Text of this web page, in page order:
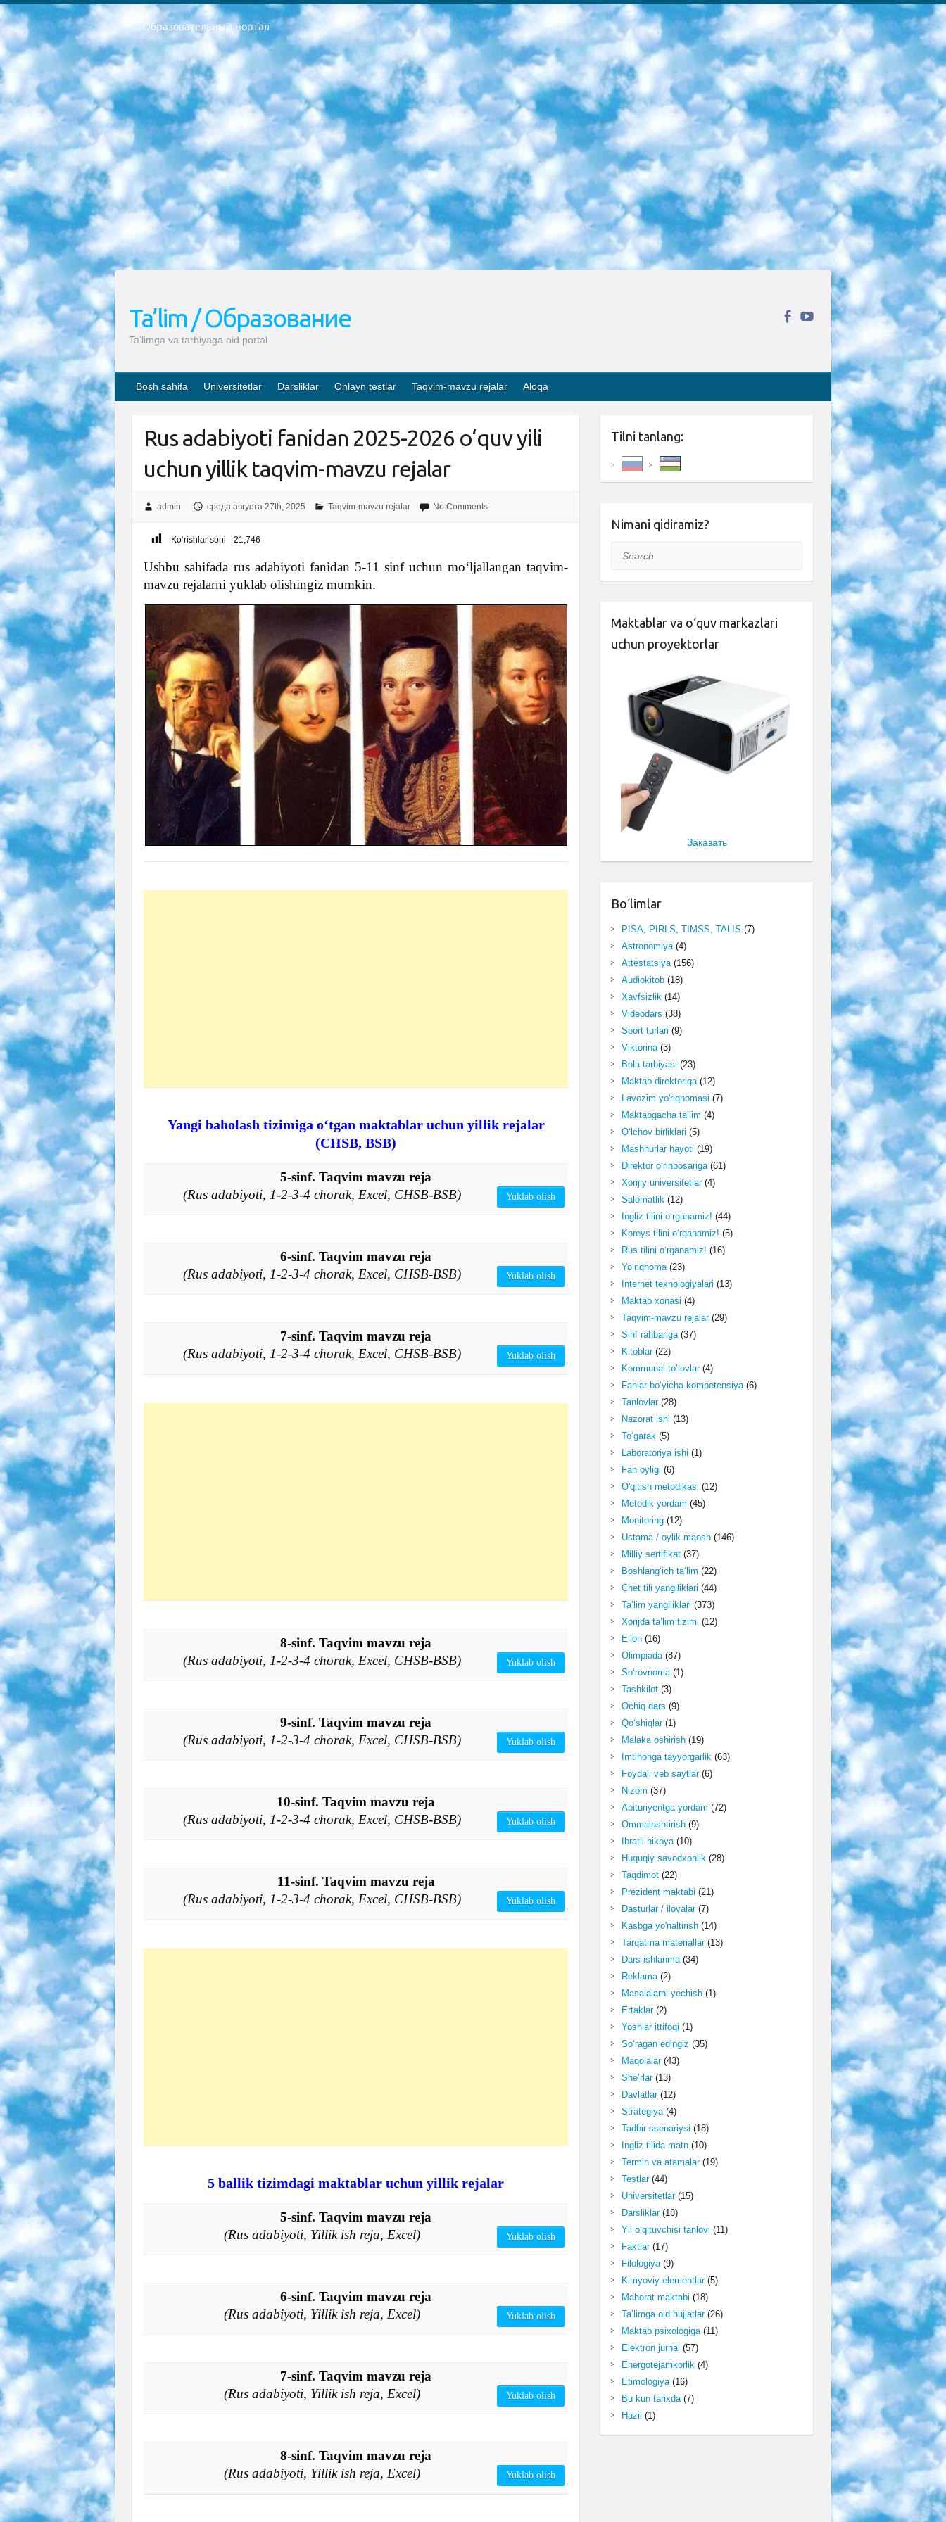
Образовательный портал
РЕСПУБЛИКА УЗБЕКИСТАН МИНИСТРЕРСТВО ДОШКОЛЬНОГО И ШКОЛЬНОГО ОБРАЗОВАНИЯ КОМАНДА в общеобразовательных учреждениях в 2023-2024 учебном году организация и проведение итоговой государственной аттестации обучающихся о Министра дошкольного и школьного образования Республики Узбекистан от 4 марта 2008 года (постановлением Минюста от 20 марта 2008 года № 1778 государственной регистрации) «Итоговое состояние учащихся общего среднего образования на основании положения об утверждении положения об аттестации общего среднего образования выпускной экзамен студентов в образовательных учреждениях в 2023-2024 учебном году В целях организации и прохождения аттестации приказываю: 1. Следующее: перечень предметов, по которым будет проводиться итоговая государственная аттестация и экзамен формы перевода согласно приложению 1; сертификаты международного образца, оценивающие уровень владения иностранными языками перечень согласно приложению 2; 2. Педагогический при специализированных образовательных учреждениях. научно-практический центр квалификации и международной оценки (Д.Давидова) 2024 г. До 25 марта: задания по предметам, по которым будет проводиться итоговая аттестация разработка и утверждение технических условий; итоговая аттестация на основании разработанного предметного задания разработка вопросов по предметам (устно и письменно), экзамен передача; общеобразовательные средние школы и специальные учебные заведения учащиеся выпускных классов школ и интернатов в агентской системе подготовка базы данных экзаменационных материалов и критериев оценки; перевод базы экзаменационных материалов на все языки обучения подать в Республиканский образовательный центр для изготовления; варианты экзаменов на основе разработанных контрольных материалов пусть будут поставлены задачи формирования. 3. Республиканский образовательный центр (Ш.Худайкулов) до 5 апреля 2024 года. до: база данных предоставленных экзаменационных материалов на все языки обучения перевод и экспертиза; для слепых, слабовидящих, глухих, слабослышащих и умственно отсталых детей учащиеся выпускных классов специализированных школ и школ-интернатов база данных экзаменационных материалов на всех преподаваемых языках подготовка критериев оценки; специализированные школы для умственно отсталых детей и технологии для учащихся выпускных классов школ-интернатов разработка соответствующих рекомендаций и критериев проведения ЕГЭ по естествознанию давать задания. 4. Педагогический при специализированных образовательных учреждениях. Научно-практический центр навыков и международной оценки (Д.Давидова), Республика образовательный центр (Худайкулов Ш.) итоговый государственный аттестационный экзамен ориентирован на творческое и логическое мышление при подготовке базы материалов учитывать введение заданий. 5. Следует отметить, что: сертификат государственного образца о знании общеобразовательного предмета и как минимум национальный уровень B1 по предметам на иностранных языках, указанным в Приложении 2. или международно признанный сертификат эквивалентного уровня студенты, изучающие определенный предмет, освобождаются от экзамена; по соответствующим предметам запланирована итоговая государственная аттестация за день до дня, путем жеребьевки Рабочей группой (в письменной форме по предметам, проводимым в форме) из числа сформированных вариантов выбрано 2 варианта; 2 выбранных варианта экзамена анонсированы на официальном сайте министерства и все выпускники по всей стране на основе этих вариантов проводит итоговую государственную аттестацию. 6. Государственное образование учащихся средних общеобразовательных учреждений. знания в соответствии с квалификационными требованиями, которые необходимо приобрести на основании стандартов итоговый (выпускной) контроль для 9 и 11 классов в целях тестирования Экзамены (далее – экзамены) состоят из предметов, перечисленных в приложении 1. будет сделано. 7. Экзамены пройдут с 26 мая по 15 июня 2024 г. (кроме науки физического воспитания). 8. Физическая для учащихся 9 классов общесредних образовательных учреждений. Экзамены по предмету «Образование, квалификация медицина» 1-6 мая 2024 года. сотрудники перевести под присмотр (с отклонениями в физическом или умственном развитии) специализированная школа для детей, школы-интернаты и со сколиозом школы-интернаты санаторного типа для больных детей исключены). 9. Он был слепым, слабовидящим и имел нарушения опорно-двигательного аппарата. экзамены в специализированных школах и интернатах для детей должны проводиться исходя из требований, предъявляемых к общеобразовательным учреждениям (физкультура кроме науки). 10. Специализированная школа для глухих и слабослышащих детей. и экзамены в интернатах и быть реализован в виде письменного теста по математике. 11. Специальность для умственно отсталых детей. Для 9 класса Родной язык и литературное письмо Государственный язык (язык обучения – узбекский). для неклассов) написано Математическое письмо Письменная/устная история Узбекистана Физическое воспитание практично Итоговый контроль Для 11 класса Написание родного языка и литературы (эссе) Математическое письмо Узбекский язык (обучение на узбекском языке) не посещающее общее среднее образование для учреждений)/Образовательное учреждение выбор письменный и устный Иностранный язык письменный/устный Письменная/устная история Узбекистана *По выбору студента:  Химия  Физика  Основы государственного права  География 10 бесплатных образовательных ресурсов - Мы составили подборку онлайн-проектов с интерактивными упражнениями, видеолекциями и статьями. Они помогут вам обрести новые и освежить старые знания бесплатно. 1. «ИНТУИТ» Старейшая образовательная площадка Рунета. Здесь вы найдёте сотни текстовых и видеокурсов на десятки различных тем — от программирования до психологии. Многие курсы подготовлены российскими университетами и крупными международными компаниями вроде Intel и Microsoft. Самостоятельное обучение бесплатное, но желающие могут оплатить услуги персональных наставников. 2. «Смартия» знакомит с актуальными профессиями и подсказывает, как им обучаться. Выбрав заинтересовавшую вас специальность — SMM-специалист, фотограф, веб-дизайнер или другую, — увидите список необходимых для неё умений. Чтобы вы могли освоить их самостоятельно, для каждого умения площадка отображает подборку ссылок на учебные материалы. Хотя «Смартия» ориентируется на русскоязычную аудиторию, часть контента всё же доступна только на английском. 3. «Лекторий Физтеха» Проект Московского физико-технического института (Физтеха). С его помощью вы можете смотреть онлайн серии лекций, записанные на видео в этом вузе. В числе доступных предметов — физика, биология, химия, информационные технологии и другие. К некоторым лекциям администрация ресурса прилагает готовые конспекты, которые можно скачивать в PDF-формате. 4. ITMOcourses Онлайн-площадка Санкт-Петербургского национального исследовательского университета информационных технологий, механики и оптики (ИТМО). Ресурс предоставляет свободный доступ к курсам, разработанным в этом вузе. Каталог материалов разбит на четыре категории: «Оптические системы и технологии», «Приборостроение и робототехника», «Информационные технологии» и «Биотехнологии». Курсы состоят из видеолекций, интерактивных демонстраций и заданий. 5. «КиберЛенинка» Электронная научная библиотека открытого доступа. Каталог площадки регулярно обрастает текстами статей из различных научных изданий. Сгруппированные по журналам и рубрикам публикации можно читать онлайн или скачивать целиком в PDF-формате. Проект нацелен на популяризацию науки за счёт открытого доступа к качественной информации. 6. «ПостНаука» На этом ресурсе публикуют подборки видеолекций, составленные экспертами из разных отраслей и объединённые общими темами. Среди них, к примеру, есть серии «Биоинформатика и геномика», «Культура средневековой Скандинавии» и Cinema Studies о теории кино. Каждая подборка лекций — логически связанная история, рассказанная экспертом от первого лица. Кроме того, на сайте появляются научно-образовательные статьи и тесты на разные темы. 7. «Newочём» Команда проекта «Newочём» отбирает самые интересные тексты из англоязычных СМИ и переводит те из них, за которые голосуют участники сообщества «ВКонтакте». По большей части это научно-популярные статьи. Редакторы придумывают лишь заголовки, в остальном содержание переводов соответствует оригиналам. Полные тексты можно читать прямо в социальной сети. 8. InternetUrok Онлайн-база материалов по основным дисциплинам школьной программы. Информация на сайте структурирована по классам, предметам и темам (урокам). Каждый урок состоит из видеолекций и конспектов. Есть также интерактивные тренажёры и тесты для закрепления пройденного материала. Даже если вы давно окончили школу, возможность повторить программу старших классов всегда может пригодиться. 9. Edutainme Ещё один ресурс об образовании. В отличие от Newtonew, как мне кажется, Edutainme больше ориентируется на представителей индустрии: педагогов, предпринимателей, разработчиков образовательных проектов. Но и любой, кто просто стремится к саморазвитию, найдёт на сайте много полезного и интересного для себя. Например, информацию о новых курсах и образовательных сервисах. 10. Newtonew Онлайн-медиа об образовании и обучении в широком смысле. Авторы Newtonew пишут об инструментах, заведениях, тактиках и стратегиях, которые помогают учить других и получать новые знания самостоятельно. На этой площадке вы найдёте новости, обзоры, аналитические мат
Ta’lim / Образование
Ta’limga va tarbiyaga oid portal
Bosh sahifa Universitetlar Darsliklar Onlayn testlar Taqvim-mavzu rejalar Aloqa
Rus adabiyoti fanidan 2025-2026 o‘quv yili
uchun yillik taqvim-mavzu rejalar
admin среда августа 27th, 2025 Taqvim-mavzu rejalar No Comments
Ko‘rishlar soni 21,746
Ushbu sahifada rus adabiyoti fanidan 5-11 sinf uchun mo‘ljallangan taqvim-
mavzu rejalarni yuklab olishingiz mumkin.
Yangi baholash tizimiga o‘tgan maktablar uchun yillik rejalar
(CHSB, BSB)
5-sinf. Taqvim mavzu reja
(Rus adabiyoti, 1-2-3-4 chorak, Excel, CHSB-BSB)
Yuklab olish
6-sinf. Taqvim mavzu reja
(Rus adabiyoti, 1-2-3-4 chorak, Excel, CHSB-BSB)
Yuklab olish
7-sinf. Taqvim mavzu reja
(Rus adabiyoti, 1-2-3-4 chorak, Excel, CHSB-BSB)
Yuklab olish
8-sinf. Taqvim mavzu reja
(Rus adabiyoti, 1-2-3-4 chorak, Excel, CHSB-BSB)
Yuklab olish
9-sinf. Taqvim mavzu reja
(Rus adabiyoti, 1-2-3-4 chorak, Excel, CHSB-BSB)
Yuklab olish
10-sinf. Taqvim mavzu reja
(Rus adabiyoti, 1-2-3-4 chorak, Excel, CHSB-BSB)
Yuklab olish
11-sinf. Taqvim mavzu reja
(Rus adabiyoti, 1-2-3-4 chorak, Excel, CHSB-BSB)
Yuklab olish
5 ballik tizimdagi maktablar uchun yillik rejalar
5-sinf. Taqvim mavzu reja
(Rus adabiyoti, Yillik ish reja, Excel)
Yuklab olish
6-sinf. Taqvim mavzu reja
(Rus adabiyoti, Yillik ish reja, Excel)
Yuklab olish
7-sinf. Taqvim mavzu reja
(Rus adabiyoti, Yillik ish reja, Excel)
Yuklab olish
8-sinf. Taqvim mavzu reja
(Rus adabiyoti, Yillik ish reja, Excel)
Yuklab olish
Tilni tanlang:
Nimani qidiramiz?
Search
Maktablar va o‘quv markazlari
uchun proyektorlar
Заказать
Bo‘limlar
PISA, PIRLS, TIMSS, TALIS (7)
Astronomiya(4)
Attestatsiya(156)
Audiokitob(18)
Xavfsizlik(14)
Videodars (38)
Sport turlari (9)
Viktorina(3)
Bola tarbiyasi (23)
Maktab direktoriga(12)
Lavozim yo'riqnomasi (7)
Maktabgacha ta’lim (4)
O‘lchov birliklari (5)
Mashhurlar hayoti (19)
Direktor o‘rinbosariga(61)
Xorijiy universitetlar(4)
Salomatlik(12)
Ingliz tilini o‘rganamiz! (44)
Koreys tilini o‘rganamiz! (5)
Rus tilini o‘rganamiz! (16)
Yo‘riqnoma(23)
Internet texnologiyalari (13)
Maktab xonasi (4)
Taqvim-mavzu rejalar(29)
Sinf rahbariga(37)
Kitoblar(22)
Kommunal to‘lovlar(4)
Fanlar bo‘yicha kompetensiya(6)
Tanlovlar(28)
Nazorat ishi (13)
To‘garak(5)
Laboratoriya ishi (1)
Fan oyligi (6)
O'qitish metodikasi (12)
Metodik yordam (45)
Monitoring(12)
Ustama / oylik maosh(146)
Milliy sertifikat(37)
Boshlang‘ich ta’lim (22)
Chet tili yangiliklari (44)
Ta’lim yangiliklari (373)
Xorijda ta’lim tizimi (12)
E’lon(16)
Olimpiada(87)
So‘rovnoma(1)
Tashkilot(3)
Ochiq dars (9)
Qo‘shiqlar(1)
Malaka oshirish(19)
Imtihonga tayyorgarlik(63)
Foydali veb saytlar(6)
Nizom (37)
Abituriyentga yordam (72)
Ommalashtirish(9)
Ibratli hikoya(10)
Huquqiy savodxonlik(28)
Taqdimot(22)
Prezident maktabi (21)
Dasturlar / ilovalar(7)
Kasbga yo'naltirish(14)
Tarqatma materiallar(13)
Dars ishlanma(34)
Reklama(2)
Masalalarni yechish(1)
Ertaklar(2)
Yoshlar ittifoqi (1)
So‘ragan edingiz (35)
Maqolalar(43)
She’rlar(13)
Davlatlar(12)
Strategiya(4)
Tadbir ssenariysi (18)
Ingliz tilida matn(10)
Termin va atamalar(19)
Testlar(44)
Universitetlar(15)
Darsliklar(18)
Yil o‘qituvchisi tanlovi (11)
Faktlar(17)
Filologiya(9)
Kimyoviy elementlar(5)
Mahorat maktabi (18)
Ta’limga oid hujjatlar(26)
Maktab psixologiga(11)
Elektron jurnal (57)
Energotejamkorlik(4)
Etimologiya(16)
Bu kun tarixda(7)
Hazil (1)